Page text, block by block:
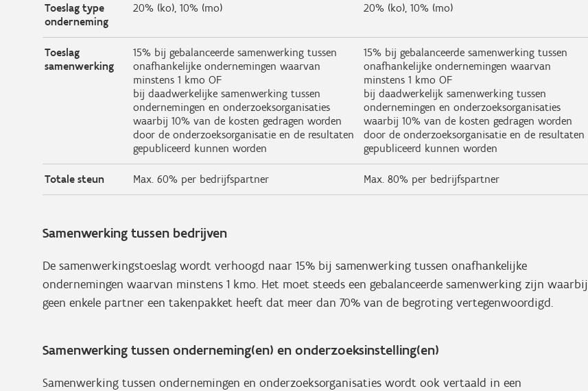
Toeslag type
onderneming
20% (ko), 10% (mo) 20% (ko), 10% (mo)
Toeslag
samenwerking
15% bij gebalanceerde samenwerking tussen
onafhankelijke ondernemingen waarvan
minstens 1 kmo OF
bij daadwerkelijke samenwerking tussen
ondernemingen en onderzoeksorganisaties
waarbij 10% van de kosten gedragen worden
door de onderzoeksorganisatie en de resultaten
gepubliceerd kunnen worden
15% bij gebalanceerde samenwerking tussen
onafhankelijke ondernemingen waarvan
minstens 1 kmo OF
bij daadwerkelijk samenwerking tussen
ondernemingen en onderzoeksorganisaties
waarbij 10% van de kosten gedragen worden
door de onderzoeksorganisatie en de resultaten
gepubliceerd kunnen worden
Totale steun Max. 60% per bedrijfspartner Max. 80% per bedrijfspartner
Samenwerking tussen bedrijven
De samenwerkingstoeslag wordt verhoogd naar 15% bij samenwerking tussen onafhankelijke
ondernemingen waarvan minstens 1 kmo. Het moet steeds een gebalanceerde samenwerking zijn waarbij
geen enkele partner een takenpakket heeft dat meer dan 70% van de begroting vertegenwoordigd.
Samenwerking tussen onderneming(en) en onderzoeksinstelling(en)
Samenwerking tussen ondernemingen en onderzoeksorganisaties wordt ook vertaald in een